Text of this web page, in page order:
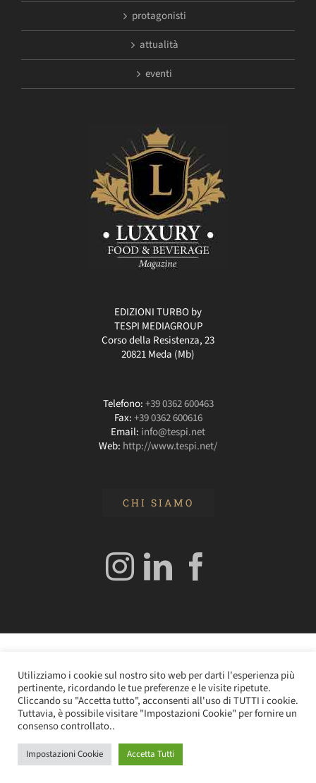
protagonisti
attualità
eventi
EDIZIONI TURBO by
TESPI MEDIAGROUP
Corso della Resistenza, 23
20821 Meda (Mb)
Telefono:+39 0362 600463
Fax:+39 0362 600616
Email: info@tespi.net
Web: http://www.tespi.net/
CHI SIAMO
Angelo Frigerio -Cookie Policy–Privacy Policy- P.IVA
0362610964
InstagramLinkedIn
Utilizziamo i cookie sul nostro sito web per darti l'esperienza più
pertinente, ricordando le tue preferenze e le visite ripetute.
Cliccando su "Accetta tutto", acconsenti all'uso di TUTTI i cookie.
Tuttavia, è possibile visitare "Impostazioni Cookie" per fornire un
consenso controllato..
Impostazioni Cookie Accetta Tutti